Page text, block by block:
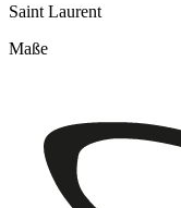
Saint Laurent
Maße